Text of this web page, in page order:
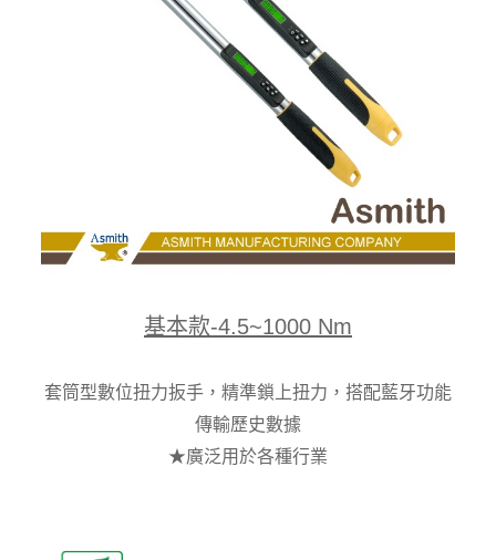
基本款-4.5~1000 Nm
套筒型數位扭力扳手，精準鎖上扭力，搭配藍牙功能
傳輸歷史數據
★廣泛用於各種行業